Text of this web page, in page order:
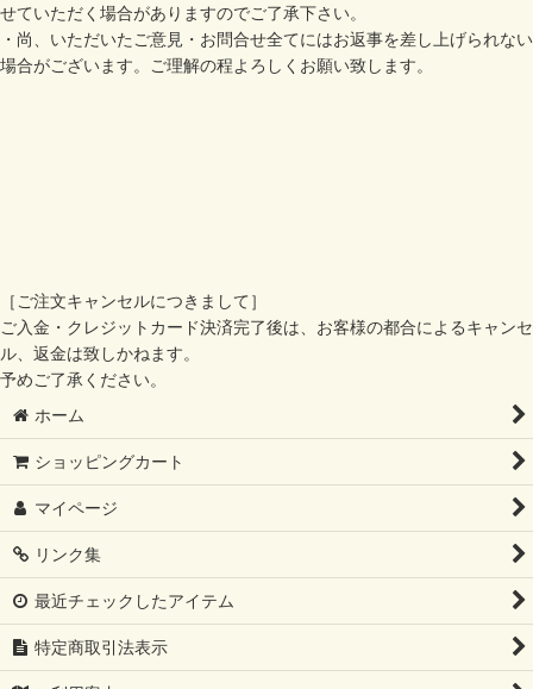
せていただく場合がありますのでご了承下さい。
・尚、いただいたご意見・お問合せ全てにはお返事を差し上げられない
場合がございます。ご理解の程よろしくお願い致します。
［ご注文キャンセルにつきまして］
ご入金・クレジットカード決済完了後は、お客様の都合によるキャンセ
ル、返金は致しかねます。
予めご了承ください。
ホーム
ショッピングカート
マイページ
リンク集
最近チェックしたアイテム
特定商取引法表示